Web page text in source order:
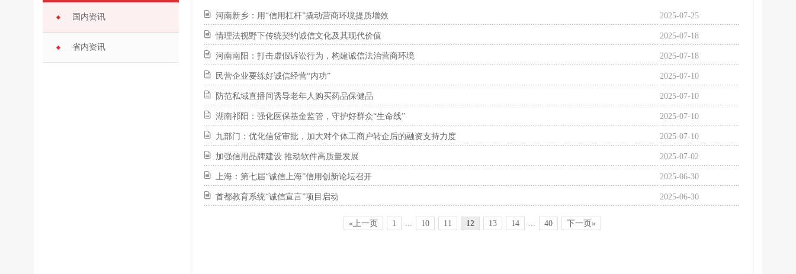
国内资讯
省内资讯
河南新乡：用“信用杠杆”撬动营商环境提质增效 2025-07-25
情理法视野下传统契约诚信文化及其现代价值 2025-07-18
河南南阳：打击虚假诉讼行为，构建诚信法治营商环境 2025-07-18
民营企业要练好诚信经营“内功” 2025-07-10
防范私域直播间诱导老年人购买药品保健品 2025-07-10
湖南祁阳：强化医保基金监管，守护好群众“生命线” 2025-07-10
九部门：优化信贷审批，加大对个体工商户转企后的融资支持力度 2025-07-10
加强信用品牌建设 推动软件高质量发展 2025-07-02
上海：第七届“诚信上海”信用创新论坛召开 2025-06-30
首都教育系统“诚信宣言”项目启动 2025-06-30
«上一页 1 ... 10 11 12 13 14 ... 40 下一页»